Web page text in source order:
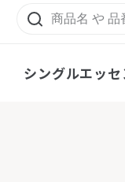
ホーム / アロマ /
シングルエッ